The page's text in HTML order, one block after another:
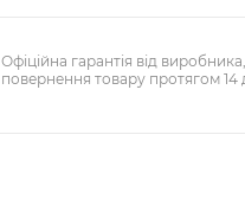
Офіційна гарантія від
повернення товару протягом 14